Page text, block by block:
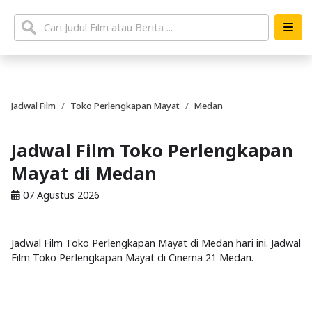
Jadwal Film Toko Perlengkapan Mayat Medan
Jadwal Film Toko Perlengkapan
Mayat di Medan
07 Agustus 2026
Jadwal Film Toko Perlengkapan Mayat di Medan hari ini. Jadwal
Film Toko Perlengkapan Mayat di Cinema 21 Medan.